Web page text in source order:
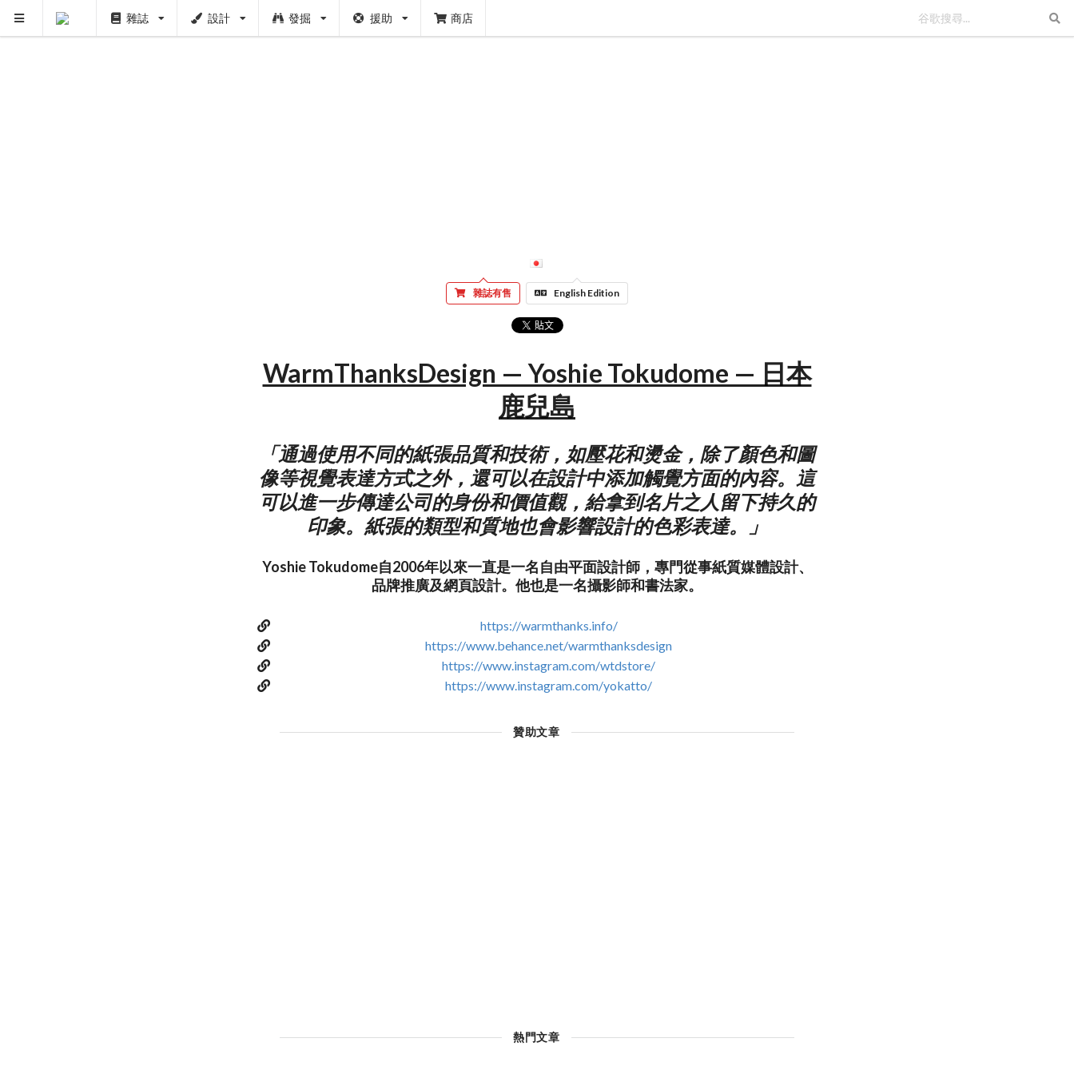
雜誌 設計 發掘 援助 商店
雜誌有售 English Edition
WarmThanksDesign — Yoshie Tokudome — 日本
鹿兒島
「通過使用不同的紙張品質和技術，如壓花和燙金，除了顏色和圖
像等視覺表達方式之外，還可以在設計中添加觸覺方面的內容。這
可以進一步傳達公司的身份和價值觀，給拿到名片之人留下持久的
印象。紙張的類型和質地也會影響設計的色彩表達。」
Yoshie Tokudome自2006年以來一直是一名自由平面設計師，專門從事紙質媒體設計、
品牌推廣及網頁設計。他也是一名攝影師和書法家。
https://warmthanks.info/
https://www.behance.net/warmthanksdesign
https://www.instagram.com/wtdstore/
https://www.instagram.com/yokatto/
贊助文章
熱門文章